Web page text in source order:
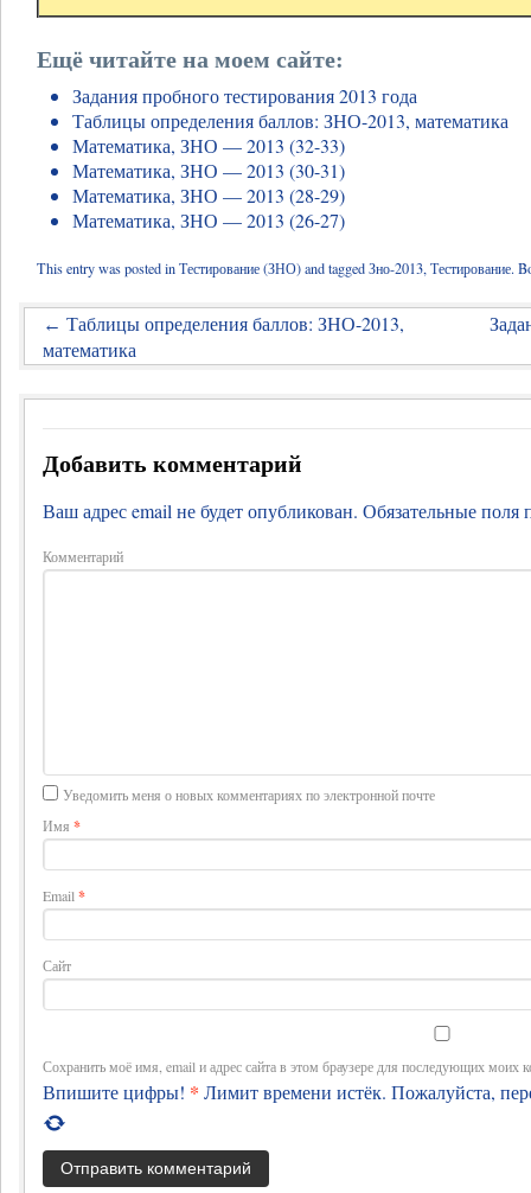
Ещё читайте на моем сайте:
Задания пробного тестирования 2013 года
Таблицы определения баллов: ЗНО-2013, математика
Математика, ЗНО — 2013 (32-33)
Математика, ЗНО — 2013 (30-31)
Математика, ЗНО — 2013 (28-29)
Математика, ЗНО — 2013 (26-27)
This entry was posted inТестирование (ЗНО)and taggedЗно-2013, Тестирование.
← Таблицы определения баллов: ЗНО-2013,
математика
Добавить комментарий
Ваш адрес email не будет опубликован. Обязательные
Комментарий
Уведомить меня о новых комментариях по электронной почте
Имя *
Email *
Сайт
Сохранить моё имя, email и адрес сайта в этом браузере для последующих моих
Впишите цифры! * Лимит времени истёк. Пожалуйста,